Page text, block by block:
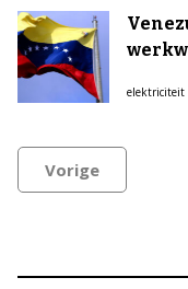
elektriciteit
Vorige